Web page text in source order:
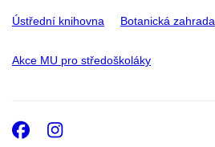
Ústřední knihovna Botanická zahrada
Akce MU pro středoškoláky
Facebook
Instagram